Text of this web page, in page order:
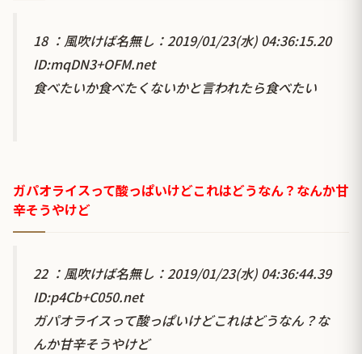
18 ：風吹けば名無し：2019/01/23(水) 04:36:15.20
ID:mqDN3+OFM.net
食べたいか食べたくないかと言われたら食べたい
ガパオライスって酸っぱいけどこれはどうなん？なんか甘
辛そうやけど
22 ：風吹けば名無し：2019/01/23(水) 04:36:44.39
ID:p4Cb+C050.net
ガパオライスって酸っぱいけどこれはどうなん？な
んか甘辛そうやけど